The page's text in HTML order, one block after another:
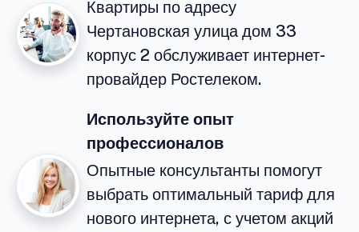
Квартиры по адресу
Чертановская улица дом 33
корпус 2 обслуживает интернет-
провайдер Ростелеком.
Используйте опыт
профессионалов
Опытные консультанты помогут
выбрать оптимальный тариф для
нового интернета, с учетом акций